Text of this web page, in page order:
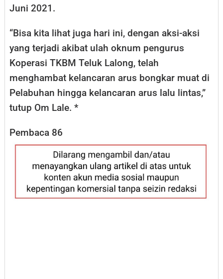
Juni 2021.
“Bisa kita lihat juga hari ini, dengan aksi-aksi
yang terjadi akibat ulah oknum pengurus
Koperasi TKBM Teluk Lalong, telah
menghambat kelancaran arus bongkar muat di
Pelabuhan hingga kelancaran arus lalu lintas,”
tutup Om Lale. *
Pembaca 86